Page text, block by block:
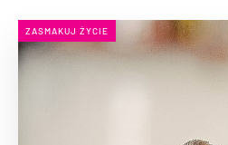
ZASMAKUJ ŻYCIE